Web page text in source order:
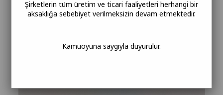
Şirketlerin tüm üretim ve ticari faaliyetleri herhangi bir
aksaklığa sebebiyet verilmeksizin devam etmektedir.
Kamuoyuna saygıyla duyurulur.